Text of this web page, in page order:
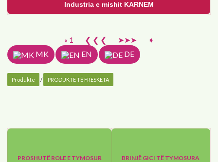
Industria e mishit KARNEM
« 1 ❮ ❮ ❮ ➤➤➤
➧
MK
EN DE
Produkte / PRODUKTE TË FRESKËTA
PROSHUTË ROLE E TYMOSUR BRINJË GICI TË TYMOSURA